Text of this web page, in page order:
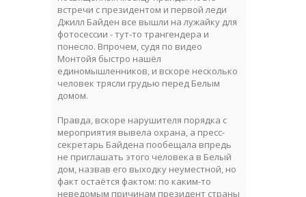
встречи с президентом и первой леди
Джилл Байден все вышли на лужайку для
фотосессии - тут-то трангендера и
понесло. Впрочем, судя по видео
Монтойя быстро нашёл
единомышленников, и вскоре несколько
человек трясли грудью перед Белым
домом.
Правда, вскоре нарушителя порядка с
мероприятия вывела охрана, а пресс-
секретарь Байдена пообещала впредь
не приглашать этого человека в Белый
дом, назвав его выходку неуместной, но
факт остаётся фактом: по каким-то
неведомым причинам президент страны